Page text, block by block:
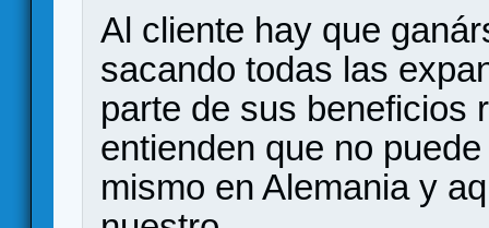
Al cliente hay que
sacando todas las
parte de sus beneficios
entienden que no
mismo en Alemania y